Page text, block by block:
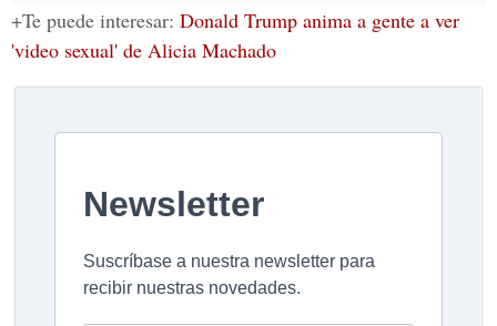
+Te puede interesar: Donald Trump anima a gente a ver
'video sexual' de Alicia Machado